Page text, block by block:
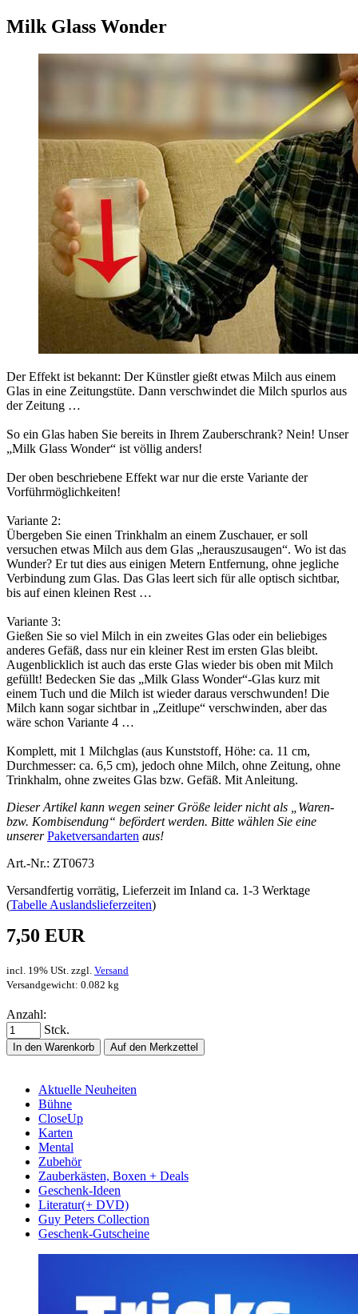
Milk Glass Wonder
Der Effekt ist bekannt: Der Künstler gießt etwas Milch aus einem
Glas in eine Zeitungstüte. Dann verschwindet die Milch spurlos aus
der Zeitung …
So ein Glas haben Sie bereits in Ihrem Zauberschrank? Nein! Unser
„Milk Glass Wonder“ ist völlig anders!
Der oben beschriebene Effekt war nur die erste Variante der
Vorführmöglichkeiten!
Variante 2:
Übergeben Sie einen Trinkhalm an einem Zuschauer, er soll
versuchen etwas Milch aus dem Glas „herauszusaugen“. Wo ist das
Wunder? Er tut dies aus einigen Metern Entfernung, ohne jegliche
Verbindung zum Glas. Das Glas leert sich für alle optisch sichtbar,
bis auf einen kleinen Rest …
Variante 3:
Gießen Sie so viel Milch in ein zweites Glas oder ein beliebiges
anderes Gefäß, dass nur ein kleiner Rest im ersten Glas bleibt.
Augenblicklich ist auch das erste Glas wieder bis oben mit Milch
gefüllt! Bedecken Sie das „Milk Glass Wonder“-Glas kurz mit
einem Tuch und die Milch ist wieder daraus verschwunden! Die
Milch kann sogar sichtbar in „Zeitlupe“ verschwinden, aber das
wäre schon Variante 4 …
Komplett, mit 1 Milchglas (aus Kunststoff, Höhe: ca. 11 cm,
Durchmesser: ca. 6,5 cm), jedoch ohne Milch, ohne Zeitung, ohne
Trinkhalm, ohne zweites Glas bzw. Gefäß. Mit Anleitung.
Dieser Artikel kann wegen seiner Größe leider nicht als „Waren-
bzw. Kombisendung“ befördert werden. Bitte wählen Sie eine
unsererPaketversandarten aus!
Art.-Nr.: ZT0673
Versandfertig vorrätig, Lieferzeit im Inland ca. 1-3 Werktage
(Tabelle Auslandslieferzeiten)
7,50 EUR
incl. 19% USt. zzgl. Versand
Versandgewicht: 0.082 kg
Anzahl:
Stck.
In den Warenkorb Auf den Merkzettel
Aktuelle Neuheiten
Bühne
CloseUp
Karten
Mental
Zubehör
Zauberkästen, Boxen + Deals
Geschenk-Ideen
Literatur(+ DVD)
Guy Peters Collection
Geschenk-Gutscheine